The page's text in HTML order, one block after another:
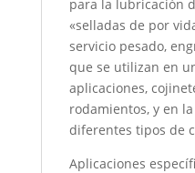
para la lubricación
«selladas de por
servicio pesado,
que se utilizan en
aplicaciones,
rodamientos, y en
diferentes tipos de
Aplicaciones